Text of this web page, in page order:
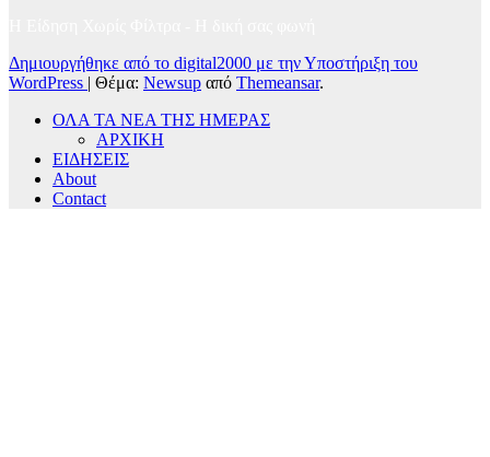
Δημιουργήθηκε από το digital2000 με την Υποστήριξη του
WordPress | Θέμα: Newsup από Themeansar.
ΟΛΑ ΤΑ ΝΕΑ ΤΗΣ ΗΜΕΡΑΣ
ΑΡΧΙΚΗ
ΕΙΔΗΣΕΙΣ
About
Contact